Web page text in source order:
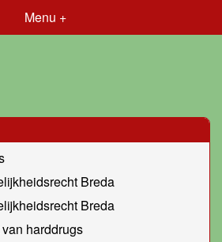
Menu +
Breda
Breda
harddrugs